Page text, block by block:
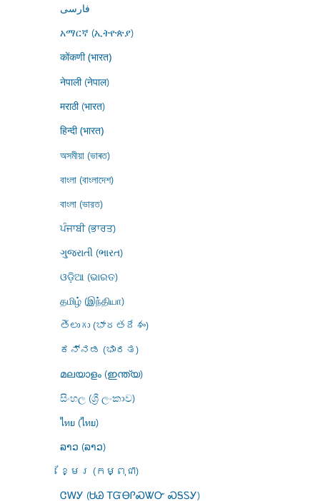
فارسى
አማርኛ (ኢትዮጵያ)
कोंकणी (भारत)
नेपाली (नेपाल)
मराठी (भारत)
हिन्दी (भारत)
অসমীয়া (ভাৰত)
বাংলা (বাংলাদেশ)
বাংলা (ভারত)
ਪੰਜਾਬੀ (ਭਾਰਤ)
ગુજરાતી (ભારત)
ଓଡ଼ିଆ (ଭାରତ)
தமிழ் (இந்தியா)
తెలుగు (భారతదేశం)
ಕನ್ನಡ (ಭಾರತ)
മലയാളം (ഇന്ത്യ)
සිංහල (ශ්‍රී ලංකාව)
ไทย (ไทย)
ລາວ (ລາວ)
ខ្មែរ (កម្ពុជា)
ᏣᎳᎩ (ᏌᏊ ᎢᏳᎾᎵᏍᏔᏅ ᏍᎦᏚᎩ)